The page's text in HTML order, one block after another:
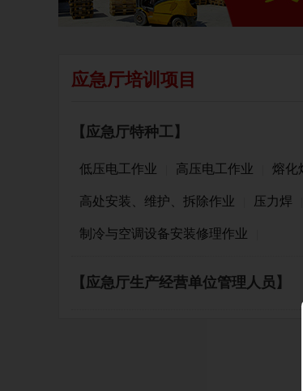
应急厅培训项目
【应急厅特种工】
低压电工作业 高压电工作业 熔化
高处安装、维护、拆除作业 压力焊
制冷与空调设备安装修理作业
【应急厅生产经营单位管理人员】